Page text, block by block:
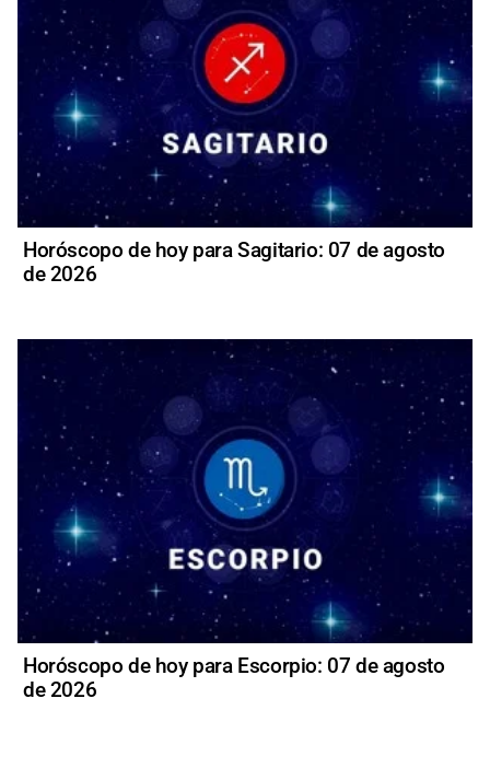
Horóscopo de hoy para Sagitario: 07 de agosto
de 2026
Horóscopo de hoy para Escorpio: 07 de agosto
de 2026